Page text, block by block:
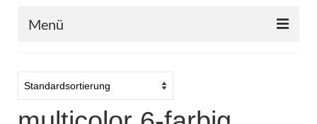
Menü
Zahlungsarten
Versandarten